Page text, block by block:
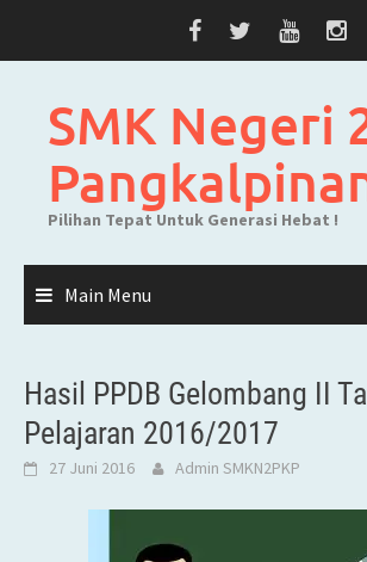
SMK Negeri
Pilihan Tepat Untuk Generasi Hebat !
Main Menu
Hasil PPDB Gelombang II
Pelajaran 2016/2017
27 Juni 2016 Admin SMKN2PKP